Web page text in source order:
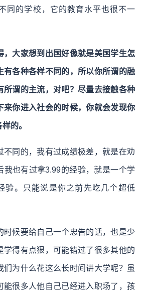
同的学校，它的教育水平也很不一
，大家想到出国好像就是美国学生怎
有各种各样不同的，所以你所谓的融
所谓的主流，对吧？尽量去接触各种
来你进入社会的时候，你就会发现你
的。
不同的，我有过成绩极差，就是在劝
我也有过拿3.99的经验，就是一个学
验。只能说是你之前先吃几个超低
时候要给自己一个忠告的话，也是少
学得有点狠，可能错过了很多其他的
们为什么花这么长时间讲大学呢？虽
能很多人他自己已经进入职场了，孩